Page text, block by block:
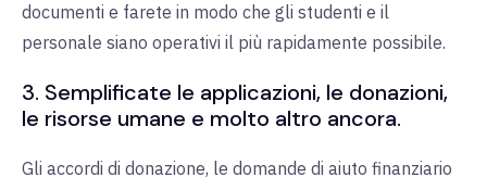
documenti e farete in modo che gli studenti e il
personale siano operativi il più rapidamente possibile.
3. Semplificate le applicazioni, le donazioni,
le risorse umane e molto altro ancora.
Gli accordi di donazione, le domande di aiuto finanziario